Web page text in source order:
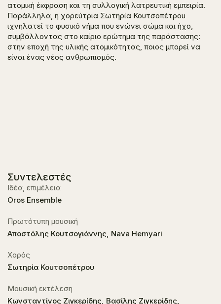
ατομική έκφραση και τη συλλογική λατρευτική εμπειρία.
Παράλληλα, η χορεύτρια Σωτηρία Κουτσοπέτρου
ιχνηλατεί το φυσικό νήμα που ενώνει σώμα και ήχο,
συμβάλλοντας στο καίριο ερώτημα της παράστασης:
στην εποχή της υλικής ατομικότητας, ποιος μπορεί να
είναι ένας νέος ανθρωπισμός.
Συντελεστές
Ιδέα, επιμέλεια
Oros Ensemble
Πρωτότυπη μουσική
Αποστόλης Κουτσογιάννης, Nava Hemyari
Χορός
Σωτηρία Κουτσοπέτρου
Μουσική εκτέλεση
Κωνσταντίνος Ζιγκερίδης, Βασίλης Ζιγκερίδης,